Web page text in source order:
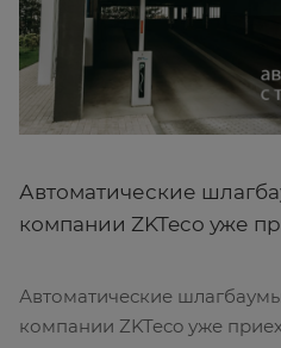
Автоматические
компании ZKTeco уже
Автоматические
компании ZKTeco уже